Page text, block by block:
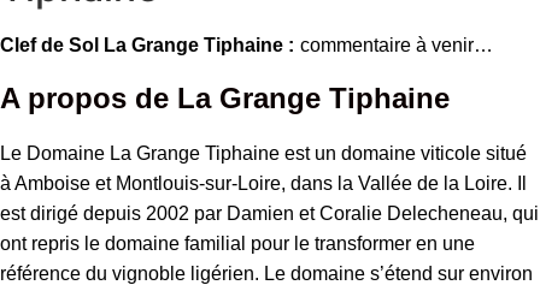
Clef de Sol La Grange Tiphaine : commentaire à venir…
A propos de La Grange Tiphaine
Le Domaine La Grange Tiphaine est un domaine viticole situé
à Amboise et Montlouis-sur-Loire, dans la Vallée de la Loire. Il
est dirigé depuis 2002 par Damien et Coralie Delecheneau, qui
ont repris le domaine familial pour le transformer en une
référence du vignoble ligérien. Le domaine s’étend sur environ